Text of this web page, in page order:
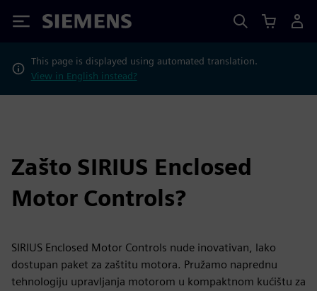
Siemens
This page is displayed using automated translation.
View in English instead?
Zašto SIRIUS Enclosed
Motor Controls?
SIRIUS Enclosed Motor Controls nude inovativan, lako
dostupan paket za zaštitu motora. Pružamo naprednu
tehnologiju upravljanja motorom u kompaktnom kućištu za